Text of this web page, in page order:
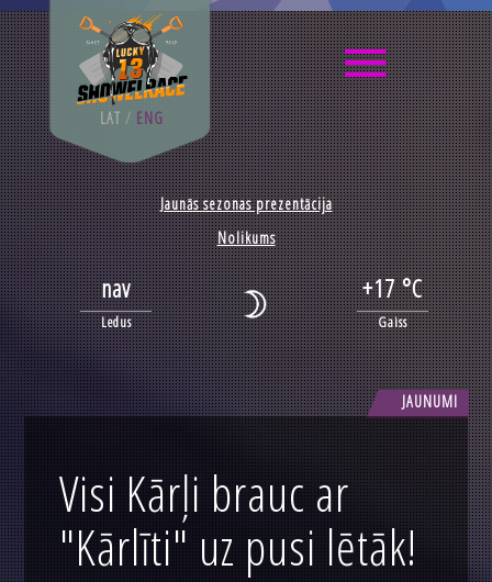
LAT/ ENG
Jaunās sezonas prezentācija
Nolikums
nav +17 °C
Ledus Gaiss
JAUNUMI
Visi Kārļi brauc ar
"Kārlīti" uz pusi lētāk!